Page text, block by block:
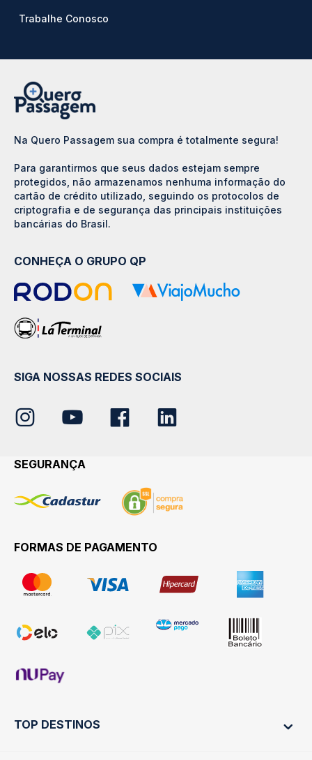
Trabalhe Conosco
Na Quero Passagem sua compra é totalmente segura!
Para garantirmos que seus dados estejam sempre
protegidos, não armazenamos nenhuma informação do
cartão de crédito utilizado, seguindo os protocolos de
criptografia e de segurança das principais instituições
bancárias do Brasil.
CONHEÇA O GRUPO QP
SIGA NOSSAS REDES SOCIAIS
SEGURANÇA
FORMAS DE PAGAMENTO
TOP DESTINOS